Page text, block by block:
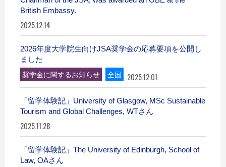
British Embassy.
2025.12.14
2026年度大学院生向けJSA奨学金の応募要項を公開し
ました
奨学金に関するお知らせ 全国 2025.12.01
「留学体験記」University of Glasgow, MSc Sustainable
Tourism and Global Challenges, WTさん
2025.11.28
「留学体験記」The University of Edinburgh, School of
Law, OAさん